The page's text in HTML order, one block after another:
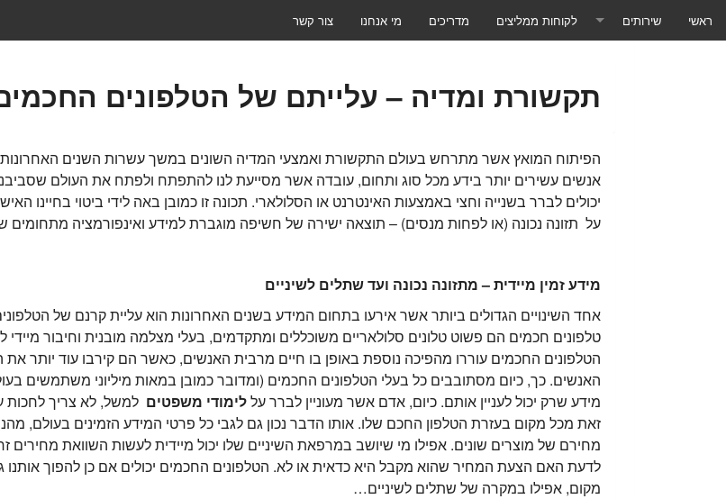
צור קשר מי אנחנו מדריכים לקוחות ממליצים שירותים
טכנאי מחשבים לעסקים
טכנאי מחשבים שליטה מרחוק
טכנאי מחשבים - ייעוץ ומכירת מחשבים
טכנאי מחשבים - שירותי ענן
טכנאי מחשבים - מאמרים
טכנאי מחשבים - מאמרים נוספים
שיתופי פעולה טכנאי מחשבים
ראשי
תקשורת ומדיה – עלייתם של הטלפונים
הפיתוח המואץ אשר מתרחש בעולם התקשורת ואמצעי המדיה השונים במשך עשרות השנים האחרונות
אנשים עשירים יותר בידע מכל סוג ותחום, עובדה אשר מסייעת לנו להתפתח ולפתח את העולם שסביבנו
יכולים לברר בשנייה וחצי באמצעות האינטרנט או הסלולארי. תכונה זו כמובן באה לידי ביטוי בחיינו
על תזונה נכונה (או לפחות מנסים) – תוצאה ישירה של חשיפה מוגברת למידע ואינפורמציה מתחומים
מידע זמין מיידית – מתזונה נכונה ועד שתלים לשיניים
אחד השינויים הגדולים ביותר אשר אירעו בתחום המידע בשנים האחרונות הוא עליית קרנם של
טלפונים חכמים הם פשוט טלונים סלולאריים משוכללים ומתקדמים, בעלי מצלמה מובנית וחיבור מיידי
הטלפונים החכמים עוררו מהפיכה נוספת באופן בו חיים מרבית האנשים, כאשר הם קירבו עוד יותר
האנשים. כך, כיום מסתובבים כל בעלי הטלפונים החכמים (ומדובר כמובן במאות מיליוני משתמשים
מידע שרק יכול לעניין אותם. כיום, אדם אשר מעוניין לברר עללימודי משפטים למשל, לא צריך לחכות
זאת מכל מקום בעזרת הטלפון החכם שלו. אותו הדבר נכון גם לגבי כל פרטי המידע הזמינים בעולם,
מחירם של מוצרים שונים. אפילו מי שיושב במרפאת השיניים שלו יכול מיידית לעשות השוואת מחירים
לדעת האם הצעת המחיר שהוא מקבל היא כדאית או לא. הטלפונים החכמים יכולים אם כן להפוך
מקום, אפילו במקרה של שתלים לשיניים…